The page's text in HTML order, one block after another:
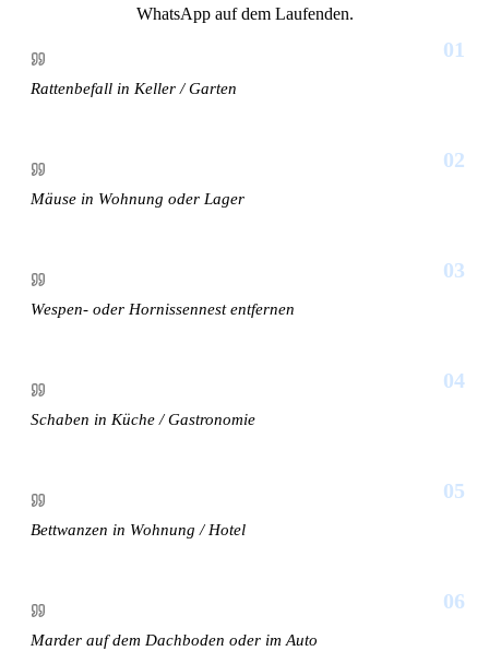
WhatsApp auf dem Laufenden.
01
Rattenbefall in Keller / Garten
02
Mäuse in Wohnung oder Lager
03
Wespen- oder Hornissennest entfernen
04
Schaben in Küche / Gastronomie
05
Bettwanzen in Wohnung / Hotel
06
Marder auf dem Dachboden oder im Auto